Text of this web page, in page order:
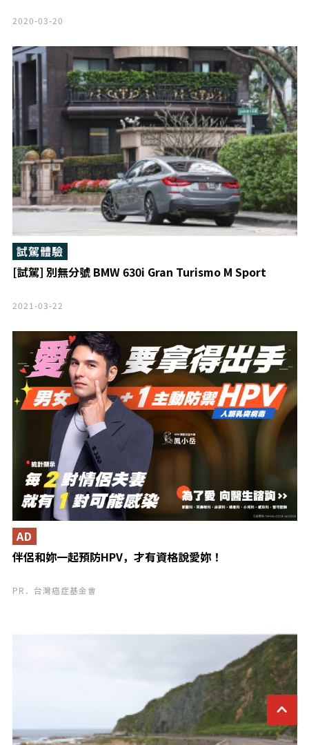
2020-03-20
[試駕] 別無分號 BMW 630i Gran Turismo M Sport
試駕體驗
2021-03-22
伴侶和妳一起預防HPV，才有資格說愛妳！
AD
PR．台灣癌症基金會